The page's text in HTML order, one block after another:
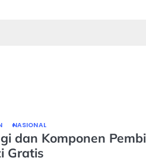
NASIONAL
dan Komponen
Gratis